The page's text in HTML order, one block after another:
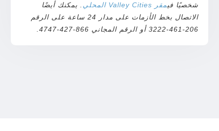
شخصيًا فيمقر Valley Cities المحلي
. يمكنك أيضًا
الاتصال بخط الأزمات على مدار 24 ساعة على الرقم
206-461-3222 أو الرقم المجاني 866-427-4747.